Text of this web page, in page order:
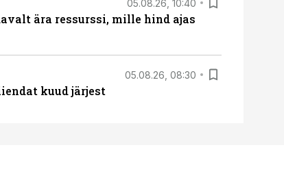
05.08.26, 10:40
ära ressurssi, mille hind ajas
05.08.26, 08:30
kuud järjest